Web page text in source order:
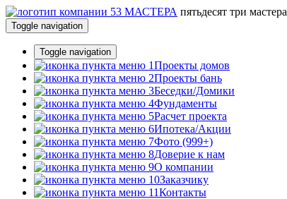
пятьдесят три мастера
Toggle navigation
Toggle navigation
Проекты домов
Проекты бань
Беседки/Домики
Фундаменты
Расчет проекта
Ипотека/Акции
Фото (999+)
Доверие к нам
О компании
Заказчику
Контакты